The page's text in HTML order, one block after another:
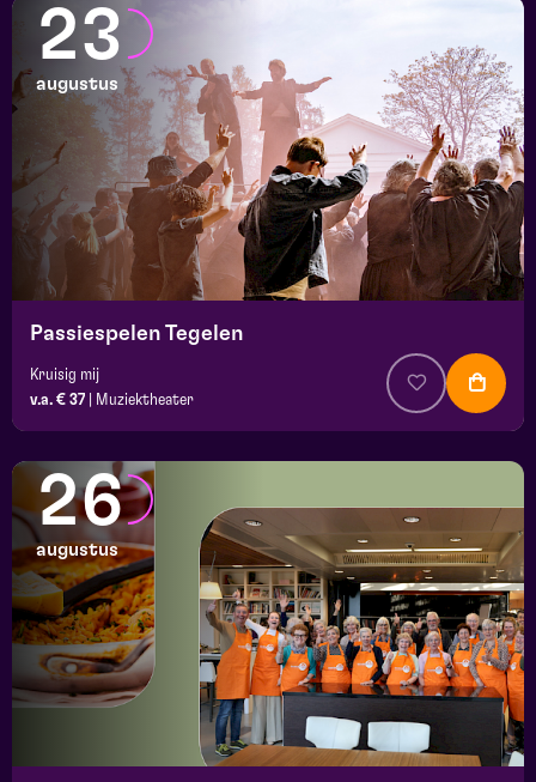
23
augustus
Passiespelen Tegelen
Kruisig mij
v.a. € 37
Muziektheater
26
augustus